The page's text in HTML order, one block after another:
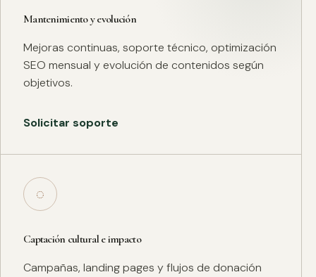
Mantenimiento y evolución
Mejoras continuas, soporte técnico, optimización
SEO mensual y evolución de contenidos según
objetivos.
Solicitar soporte
◌
Captación cultural e impacto
Campañas, landing pages y flujos de donación